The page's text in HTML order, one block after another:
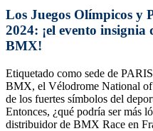
Los Juegos Olímpicos y
2024: ¡el evento insignia
BMX!
Etiquetado como sede de
BMX, el Vélodrome National
de los fuertes símbolos del
Entonces, ¿qué podría ser más
distribuidor de BMX Race en